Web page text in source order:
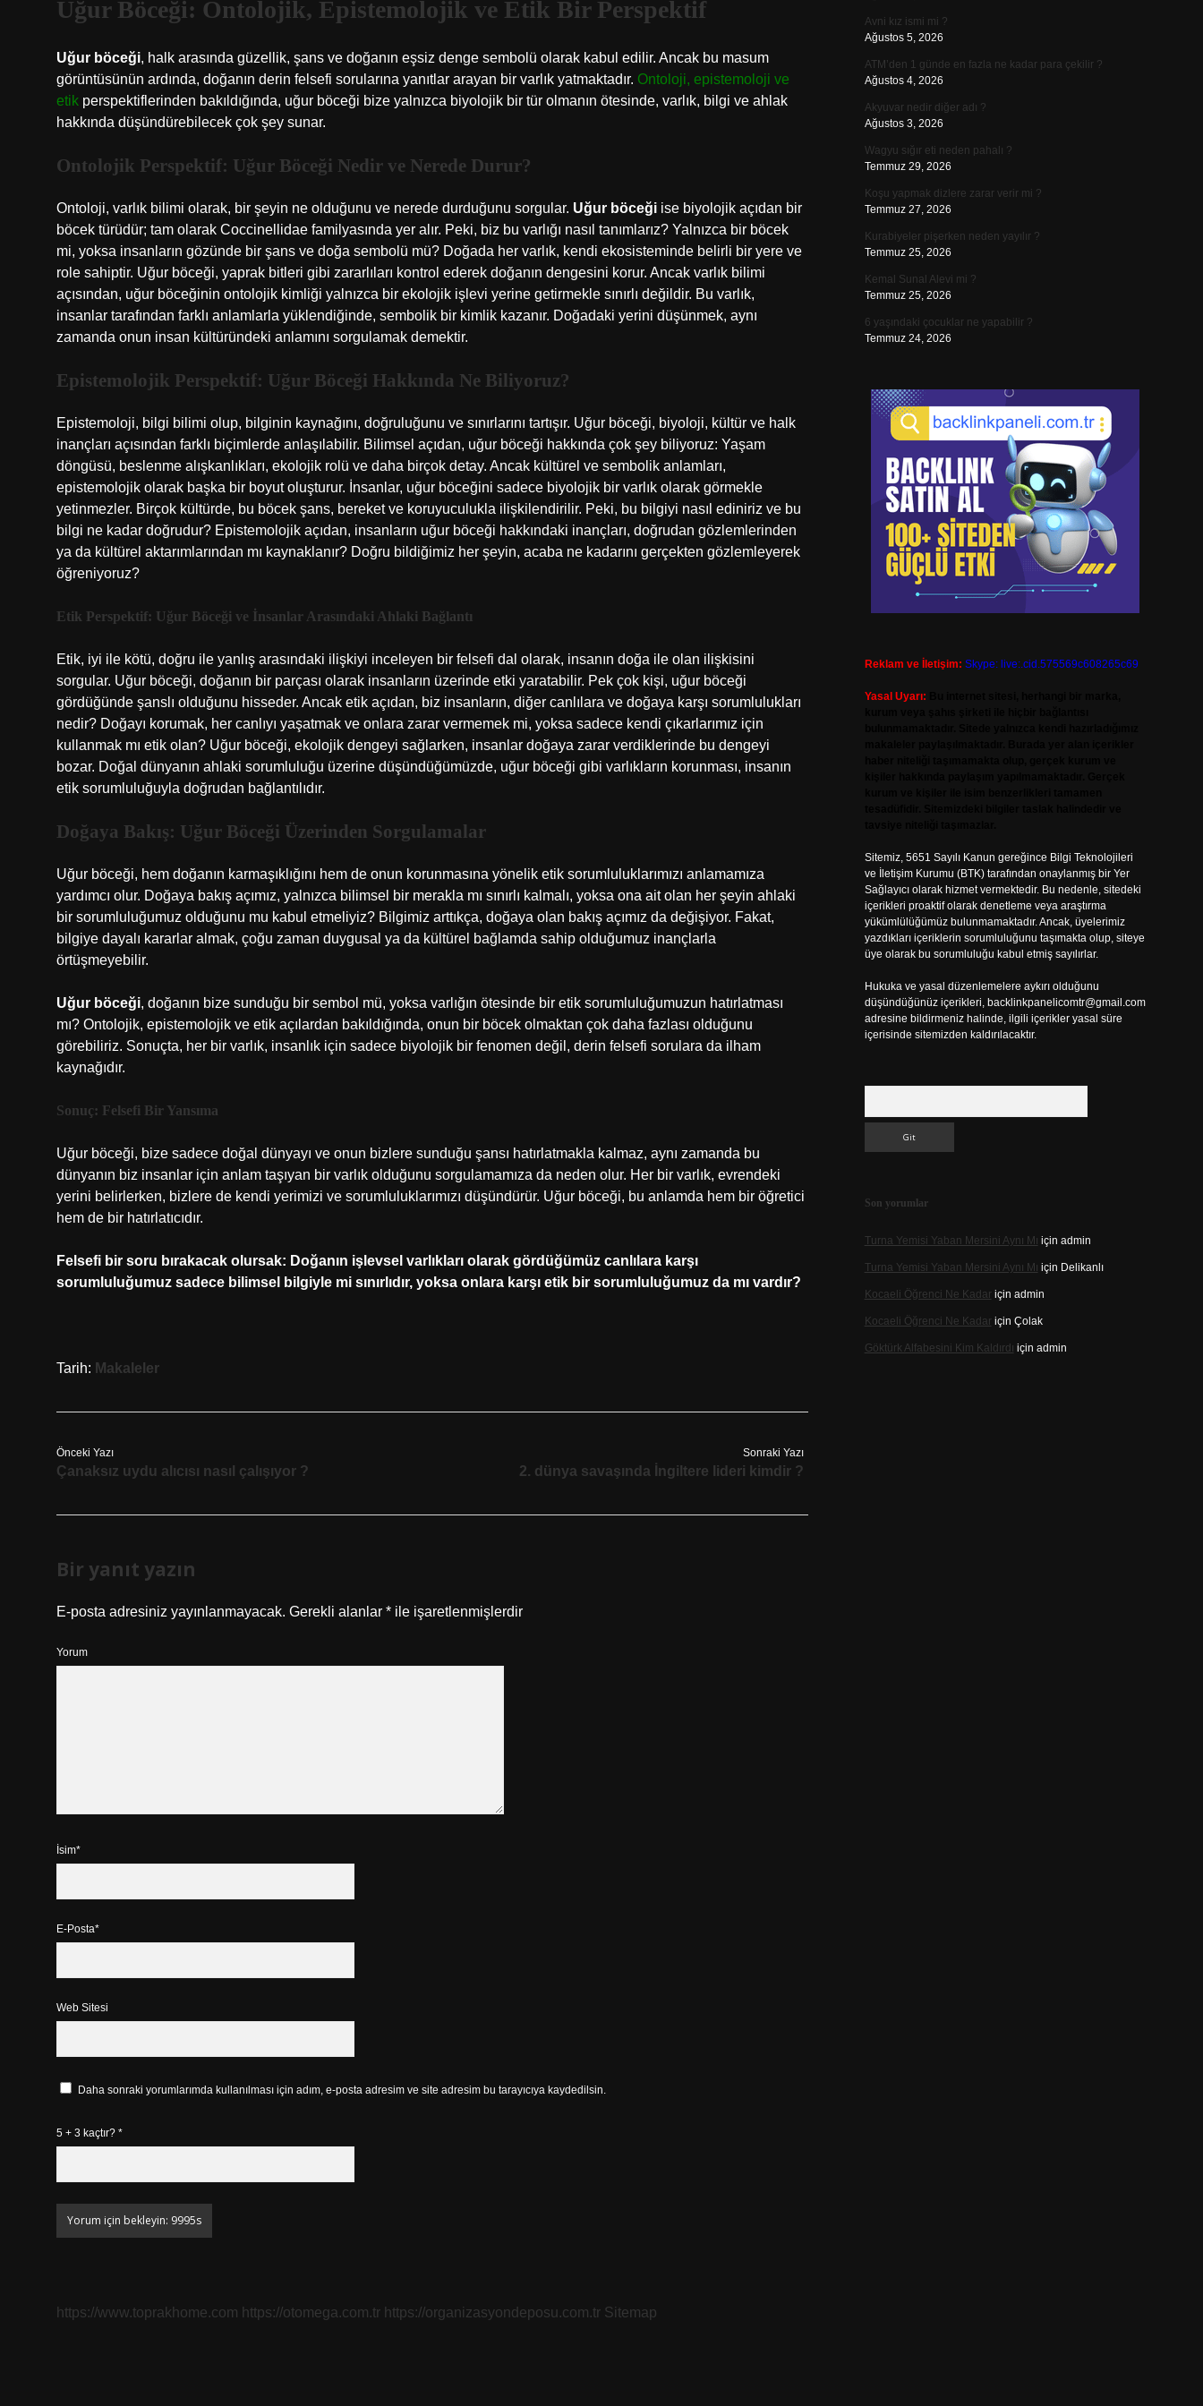
Uğur Böceği: Ontolojik, Epistemolojik ve Etik Bir Perspektif
Uğur böceği, halk arasında güzellik, şans ve doğanın eşsiz denge sembolü olarak kabul edilir. Ancak bu masum
görüntüsünün ardında, doğanın derin felsefi sorularına yanıtlar arayan bir varlık yatmaktadır. Ontoloji, epistemoloji ve
etik perspektiflerinden bakıldığında, uğur böceği bize yalnızca biyolojik bir tür olmanın ötesinde, varlık, bilgi ve ahlak
hakkında düşündürebilecek çok şey sunar.
Ontolojik Perspektif: Uğur Böceği Nedir ve Nerede Durur?
Ontoloji, varlık bilimi olarak, bir şeyin ne olduğunu ve nerede durduğunu sorgular. Uğur böceği ise biyolojik açıdan bir
böcek türüdür; tam olarak Coccinellidae familyasında yer alır. Peki, biz bu varlığı nasıl tanımlarız? Yalnızca bir böcek
mi, yoksa insanların gözünde bir şans ve doğa sembolü mü? Doğada her varlık, kendi ekosisteminde belirli bir yere ve
role sahiptir. Uğur böceği, yaprak bitleri gibi zararlıları kontrol ederek doğanın dengesini korur. Ancak varlık bilimi
açısından, uğur böceğinin ontolojik kimliği yalnızca bir ekolojik işlevi yerine getirmekle sınırlı değildir. Bu varlık,
insanlar tarafından farklı anlamlarla yüklendiğinde, sembolik bir kimlik kazanır. Doğadaki yerini düşünmek, aynı
zamanda onun insan kültüründeki anlamını sorgulamak demektir.
Epistemolojik Perspektif: Uğur Böceği Hakkında Ne Biliyoruz?
Epistemoloji, bilgi bilimi olup, bilginin kaynağını, doğruluğunu ve sınırlarını tartışır. Uğur böceği, biyoloji, kültür ve halk
inançları açısından farklı biçimlerde anlaşılabilir. Bilimsel açıdan, uğur böceği hakkında çok şey biliyoruz: Yaşam
döngüsü, beslenme alışkanlıkları, ekolojik rolü ve daha birçok detay. Ancak kültürel ve sembolik anlamları,
epistemolojik olarak başka bir boyut oluşturur. İnsanlar, uğur böceğini sadece biyolojik bir varlık olarak görmekle
yetinmezler. Birçok kültürde, bu böcek şans, bereket ve koruyuculukla ilişkilendirilir. Peki, bu bilgiyi nasıl ediniriz ve bu
bilgi ne kadar doğrudur? Epistemolojik açıdan, insanların uğur böceği hakkındaki inançları, doğrudan gözlemlerinden
ya da kültürel aktarımlarından mı kaynaklanır? Doğru bildiğimiz her şeyin, acaba ne kadarını gerçekten gözlemleyerek
öğreniyoruz?
Etik Perspektif: Uğur Böceği ve İnsanlar Arasındaki Ahlaki Bağlantı
Etik, iyi ile kötü, doğru ile yanlış arasındaki ilişkiyi inceleyen bir felsefi dal olarak, insanın doğa ile olan ilişkisini
sorgular. Uğur böceği, doğanın bir parçası olarak insanların üzerinde etki yaratabilir. Pek çok kişi, uğur böceği
gördüğünde şanslı olduğunu hisseder. Ancak etik açıdan, biz insanların, diğer canlılara ve doğaya karşı sorumlulukları
nedir? Doğayı korumak, her canlıyı yaşatmak ve onlara zarar vermemek mi, yoksa sadece kendi çıkarlarımız için
kullanmak mı etik olan? Uğur böceği, ekolojik dengeyi sağlarken, insanlar doğaya zarar verdiklerinde bu dengeyi
bozar. Doğal dünyanın ahlaki sorumluluğu üzerine düşündüğümüzde, uğur böceği gibi varlıkların korunması, insanın
etik sorumluluğuyla doğrudan bağlantılıdır.
Doğaya Bakış: Uğur Böceği Üzerinden Sorgulamalar
Uğur böceği, hem doğanın karmaşıklığını hem de onun korunmasına yönelik etik sorumluluklarımızı anlamamıza
yardımcı olur. Doğaya bakış açımız, yalnızca bilimsel bir merakla mı sınırlı kalmalı, yoksa ona ait olan her şeyin ahlaki
bir sorumluluğumuz olduğunu mu kabul etmeliyiz? Bilgimiz arttıkça, doğaya olan bakış açımız da değişiyor. Fakat,
bilgiye dayalı kararlar almak, çoğu zaman duygusal ya da kültürel bağlamda sahip olduğumuz inançlarla
örtüşmeyebilir.
Uğur böceği, doğanın bize sunduğu bir sembol mü, yoksa varlığın ötesinde bir etik sorumluluğumuzun hatırlatması
mı? Ontolojik, epistemolojik ve etik açılardan bakıldığında, onun bir böcek olmaktan çok daha fazlası olduğunu
görebiliriz. Sonuçta, her bir varlık, insanlık için sadece biyolojik bir fenomen değil, derin felsefi sorulara da ilham
kaynağıdır.
Sonuç: Felsefi Bir Yansıma
Uğur böceği, bize sadece doğal dünyayı ve onun bizlere sunduğu şansı hatırlatmakla kalmaz, aynı zamanda bu
dünyanın biz insanlar için anlam taşıyan bir varlık olduğunu sorgulamamıza da neden olur. Her bir varlık, evrendeki
yerini belirlerken, bizlere de kendi yerimizi ve sorumluluklarımızı düşündürür. Uğur böceği, bu anlamda hem bir öğretici
hem de bir hatırlatıcıdır.
Felsefi bir soru bırakacak olursak: Doğanın işlevsel varlıkları olarak gördüğümüz canlılara karşı
sorumluluğumuz sadece bilimsel bilgiyle mi sınırlıdır, yoksa onlara karşı etik bir sorumluluğumuz da mı vardır?
Tarih: Makaleler
Önceki Yazı
Çanaksız uydu alıcısı nasıl çalışıyor ?
Sonraki Yazı
2. dünya savaşında İngiltere lideri kimdir ?
Bir yanıt yazın
E-posta adresiniz yayınlanmayacak. Gerekli alanlar * ile işaretlenmişlerdir
Yorum
İsim*
E-Posta*
Web Sitesi
Daha sonraki yorumlarımda kullanılması için adım, e-posta adresim ve site adresim bu tarayıcıya kaydedilsin.
5 + 3 kaçtır? *
https://www.toprakhome.com https://otomega.com.tr https://organizasyondeposu.com.tr Sitemap
Avni kız ismi mi ?
Ağustos 5, 2026
ATM’den 1 günde en fazla ne kadar para çekilir ?
Ağustos 4, 2026
Akyuvar nedir diğer adı ?
Ağustos 3, 2026
Wagyu sığır eti neden pahalı ?
Temmuz 29, 2026
Koşu yapmak dizlere zarar verir mi ?
Temmuz 27, 2026
Kurabiyeler pişerken neden yayılır ?
Temmuz 25, 2026
Kemal Sunal Alevi mi ?
Temmuz 25, 2026
6 yaşındaki çocuklar ne yapabilir ?
Temmuz 24, 2026
Reklam ve İletişim: Skype: live:.cid.575569c608265c69
Yasal Uyarı:
Sitemiz, 5651 Sayılı Kanun gereğince Bilgi Teknolojileri
ve İletişim Kurumu (BTK) tarafından onaylanmış bir Yer
Sağlayıcı olarak hizmet vermektedir. Bu nedenle, sitedeki
içerikleri proaktif olarak denetleme veya araştırma
yükümlülüğümüz bulunmamaktadır. Ancak, üyelerimiz
yazdıkları içeriklerin sorumluluğunu taşımakta olup, siteye
üye olarak bu sorumluluğu kabul etmiş sayılırlar.
Hukuka ve yasal düzenlemelere aykırı olduğunu
düşündüğünüz içerikleri, backlinkpanelicomtr@gmail.com
adresine bildirmeniz halinde, ilgili içerikler yasal süre
içerisinde sitemizden kaldırılacaktır.
Son yorumlar
Turna Yemisi Yaban Mersini Aynı Mı için admin
Turna Yemisi Yaban Mersini Aynı Mı için Delikanlı
Kocaeli Öğrenci Ne Kadariçin admin
Kocaeli Öğrenci Ne Kadariçin Çolak
Göktürk Alfabesini Kim Kaldırdı için admin